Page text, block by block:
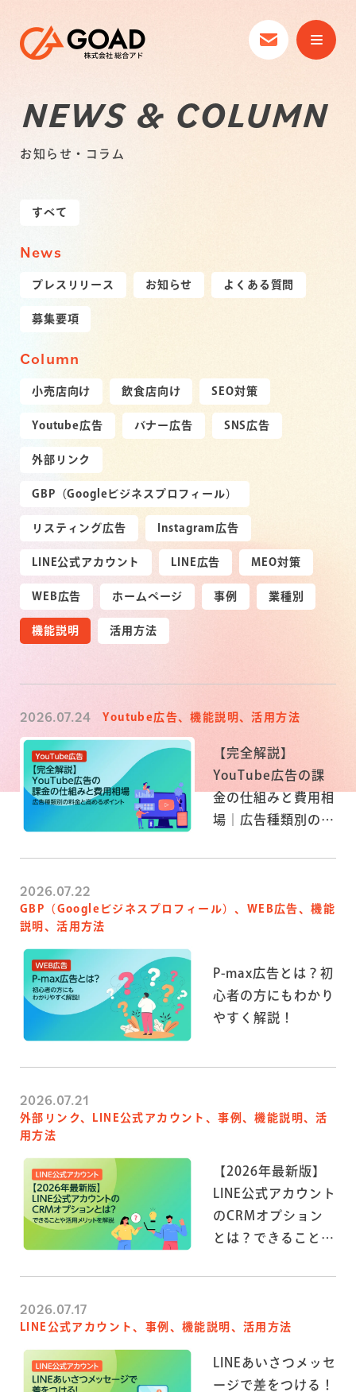
NEWS & COLUMN
お知らせ・コラム
すべて
News
プレスリリース お知らせ よくある質問
募集要項
Column
小売店向け 飲食店向け SEO対策
Youtube広告 バナー広告 SNS広告
外部リンク
GBP（Googleビジネスプロフィール）
リスティング広告 Instagram広告
LINE公式アカウント LINE広告 MEO対策
WEB広告 ホームページ 事例 業種別
機能説明 活用方法
2026.07.24 Youtube広告、機能説明、活用方法
【完全解説】
YouTube広告の課
金の仕組みと費用相
場｜広告種類別の料
2026.07.22
GBP（Googleビジネスプロフィール）、WEB広告、機能
説明、活用方法
P-max広告とは？初
心者の方にもわかり
やすく解説！
2026.07.21
外部リンク、LINE公式アカウント、事例、機能説明、活
用方法
【2026年最新版】
LINE公式アカウント
のCRMオプション
とは？できることや
2026.07.17
LINE公式アカウント、事例、機能説明、活用方法
LINEあいさつメッセ
ージで差をつける！